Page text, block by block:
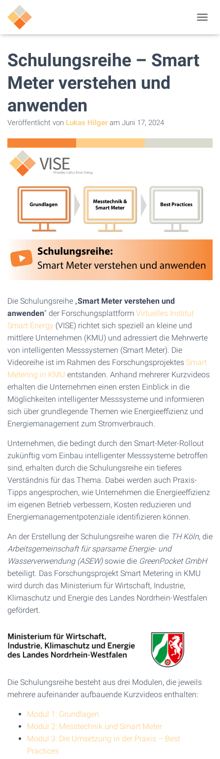
A
Schulungsreihe – Smart
Meter verstehen und
anwenden
Veröffentlicht von Lukas Hilgeram Juni 17, 2024
Die Schulungsreihe „Smart Meter verstehen und
anwenden“ der Forschungsplattform Virtuelles Institut
Smart Energy (VISE) richtet sich speziell an kleine und
mittlere Unternehmen (KMU) und adressiert die Mehrwerte
von intelligenten Messsystemen (Smart Meter). Die
Videoreihe ist im Rahmen des Forschungsprojektes Smart
Metering in KMU entstanden. Anhand mehrerer Kurzvideos
erhalten die Unternehmen einen ersten Einblick in die
Möglichkeiten intelligenter Messsysteme und informieren
sich über grundlegende Themen wie Energieeffizienz und
Energiemanagement zum Stromverbrauch.
Unternehmen, die bedingt durch den Smart-Meter-Rollout
zukünftig vom Einbau intelligenter Messsysteme betroffen
sind, erhalten durch die Schulungsreihe ein tieferes
Verständnis für das Thema. Dabei werden auch Praxis-
Tipps angesprochen, wie Unternehmen die Energieeffizienz
im eigenen Betrieb verbessern, Kosten reduzieren und
Energiemanagementpotenziale identifizieren können.
An der Erstellung der Schulungsreihe waren die TH Köln, die
Arbeitsgemeinschaft für sparsame Energie- und
Wasserverwendung (ASEW)sowie die GreenPocket GmbH
beteiligt. Das Forschungsprojekt Smart Metering in KMU
wird durch das Ministerium für Wirtschaft, Industrie,
Klimaschutz und Energie des Landes Nordrhein-Westfalen
gefördert.
Die Schulungsreihe besteht aus drei Modulen, die jeweils
mehrere aufeinander aufbauende Kurzvideos enthalten:
Modul 1: Grundlagen
Modul 2: Messtechnik und Smart Meter
Modul 3: Die Umsetzung in der Praxis – Best
Practices